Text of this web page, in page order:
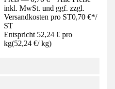
inkl. MwSt. und ggf. zzgl.
Versandkosten pro ST0,70 €*/
ST
Entspricht 52,24 € pro
kg(52,24 €/ kg)